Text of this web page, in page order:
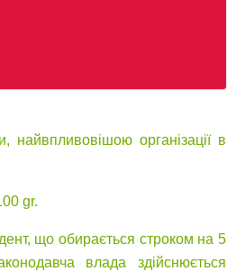
найвпливовішою організації в
gr.
що обирається строком на 5
влада здійснюється